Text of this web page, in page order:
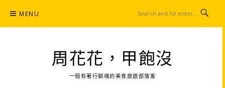
content
MENU
周花花，甲飽沒
一個有著行銷魂的美食旅遊部落客